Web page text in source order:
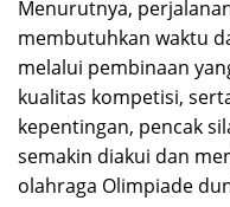
Menurutnya,
membutuhkan waktu
melalui pembinaan
kualitas kompetisi,
kepentingan, pencak
semakin diakui dan
olahraga Olimpiade